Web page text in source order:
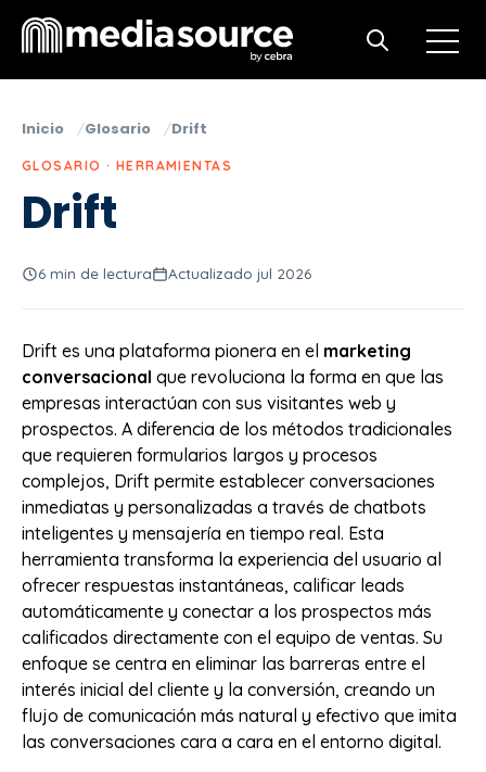
Open
Open search
Inicio Glosario Drift
GLOSARIO · HERRAMIENTAS
Drift
6 min de lectura Actualizado jul 2026
Drift es una plataforma pionera en el marketing
conversacional que revoluciona la forma en que las
empresas interactúan con sus visitantes web y
prospectos. A diferencia de los métodos tradicionales
que requieren formularios largos y procesos
complejos, Drift permite establecer conversaciones
inmediatas y personalizadas a través de chatbots
inteligentes y mensajería en tiempo real. Esta
herramienta transforma la experiencia del usuario al
ofrecer respuestas instantáneas, calificar leads
automáticamente y conectar a los prospectos más
calificados directamente con el equipo de ventas. Su
enfoque se centra en eliminar las barreras entre el
interés inicial del cliente y la conversión, creando un
flujo de comunicación más natural y efectivo que imita
las conversaciones cara a cara en el entorno digital.